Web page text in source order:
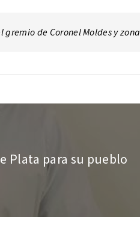
de Coronel Moldes y zona
Plata para su pueblo